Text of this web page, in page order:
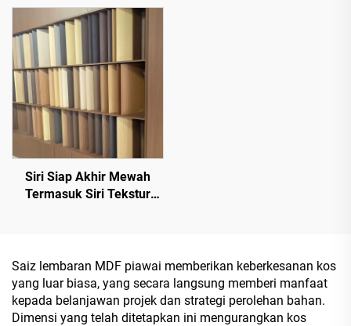
18 mm, Filem PET 0.2 mm
Berkilau Tinggi dan Matte
untuk Kabinet
Siri Siap Akhir Mewah
Termasuk Siri Tekstur
Tinta Puitis Oriental untuk
MDF, Papan Chip, Papan
Partikel, Kayu Lapis dan
Papan Blok
Saiz lembaran MDF piawai memberikan keberkesanan kos
yang luar biasa, yang secara langsung memberi manfaat
kepada belanjawan projek dan strategi perolehan bahan.
Dimensi yang telah ditetapkan ini mengurangkan kos